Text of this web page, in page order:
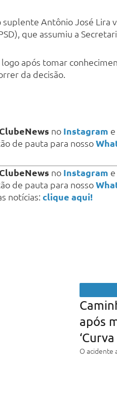
suplente Antônio José
que assumiu a
logo após tomar
da decisão.
ClubeNews no Instagram
de pauta para nosso
ClubeNews no Instagram
de pauta para nosso
notícias: clique aqui!
após
O acidente